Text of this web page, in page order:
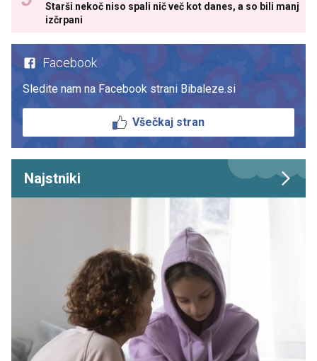
Starši nekoč niso spali nič več kot danes, a so bili manj
izčrpani
Facebook
Sledite nam na Facebook strani Bibaleze.si
Všečkaj stran
Najstniki